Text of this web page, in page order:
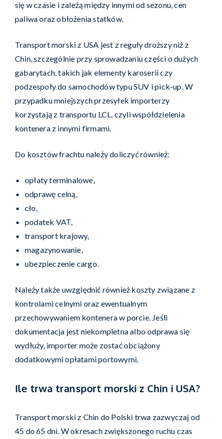
się w czasie i zależą między innymi od sezonu, cen
paliwa oraz obłożenia statków.
Transport morski z USA jest z reguły droższy niż z
Chin, szczególnie przy sprowadzaniu części o dużych
gabarytach, takich jak elementy karoserii czy
podzespoły do samochodów typu SUV i pick-up. W
przypadku mniejszych przesyłek importerzy
korzystają z transportu LCL, czyli współdzielenia
kontenera z innymi firmami.
Do kosztów frachtu należy doliczyć również:
opłaty terminalowe,
odprawę celną,
cło,
podatek VAT,
transport krajowy,
magazynowanie,
ubezpieczenie cargo.
Należy także uwzględnić również koszty związane z
kontrolami celnymi oraz ewentualnym
przechowywaniem kontenera w porcie. Jeśli
dokumentacja jest niekompletna albo odprawa się
wydłuży, importer może zostać obciążony
dodatkowymi opłatami portowymi.
Ile trwa transport morski z Chin i USA?
Transport morski z Chin do Polski trwa zazwyczaj od
45 do 65 dni. W okresach zwiększonego ruchu czas